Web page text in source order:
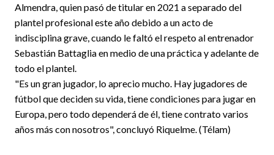
Almendra, quien pasó de titular en 2021 a separado del
plantel profesional este año debido a un acto de
indisciplina grave, cuando le faltó el respeto al entrenador
Sebastián Battaglia en medio de una práctica y adelante de
todo el plantel.
"Es un gran jugador, lo aprecio mucho. Hay jugadores de
fútbol que deciden su vida, tiene condiciones para jugar en
Europa, pero todo dependerá de él, tiene contrato varios
años más con nosotros", concluyó Riquelme. (Télam)